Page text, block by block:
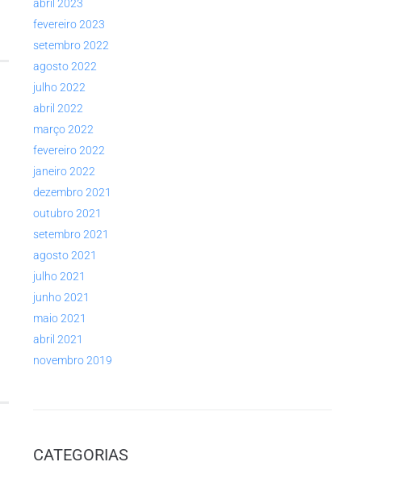
abril 2023
fevereiro 2023
setembro 2022
agosto 2022
julho 2022
abril 2022
março 2022
fevereiro 2022
janeiro 2022
dezembro 2021
outubro 2021
setembro 2021
agosto 2021
julho 2021
junho 2021
maio 2021
abril 2021
novembro 2019
CATEGORIAS